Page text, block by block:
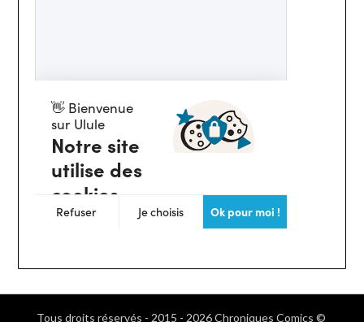
Tous droits réservés - 2015 - 2026 Chroniques Comics ©